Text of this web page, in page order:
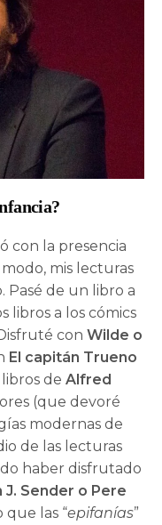
con la presencia
mis lecturas
de un libro a
libros a los cómics
conWilde o
El capitán Trueno
libros deAlfred
(que devoré
modernas de
de las lecturas
haber disfrutado
J. Sender o Pere
que las “epifanías”